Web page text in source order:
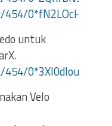
untuk
Velo